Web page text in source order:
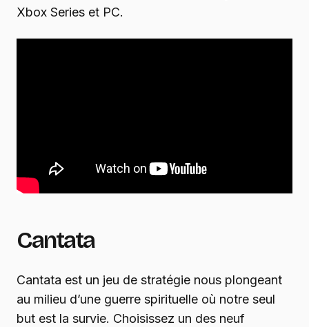
Xbox Series et PC.
Cantata
Cantata est un jeu de stratégie nous plongeant
au milieu d’une guerre spirituelle où notre seul
but est la survie. Choisissez un des neuf